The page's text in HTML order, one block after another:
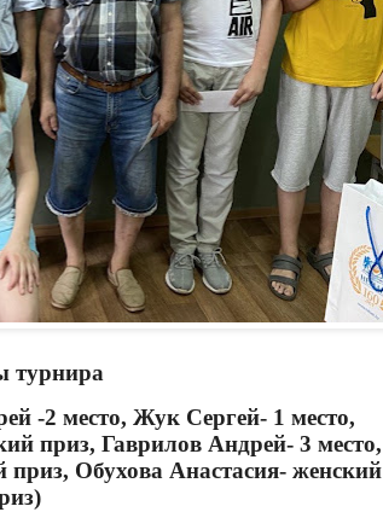
турнира
-2 место, Жук Сергей- 1 место,
приз, Гаврилов Андрей- 3 место,
Обухова Анастасия- женский